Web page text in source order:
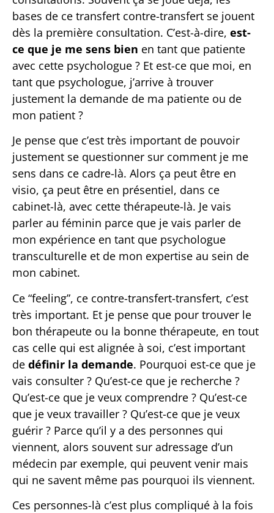
bases de ce transfert contre-transfert se jouent
dès la première consultation. C’est-à-dire, est-
ce que je me sens bien en tant que patiente
avec cette psychologue ? Et est-ce que moi, en
tant que psychologue, j’arrive à trouver
justement la demande de ma patiente ou de
mon patient ?
Je pense que c’est très important de pouvoir
justement se questionner sur comment je me
sens dans ce cadre-là. Alors ça peut être en
visio, ça peut être en présentiel, dans ce
cabinet-là, avec cette thérapeute-là. Je vais
parler au féminin parce que je vais parler de
mon expérience en tant que psychologue
transculturelle et de mon expertise au sein de
mon cabinet.
Ce “feeling”, ce contre-transfert-transfert, c’est
très important. Et je pense que pour trouver le
bon thérapeute ou la bonne thérapeute, en tout
cas celle qui est alignée à soi, c’est important
de définir la demande. Pourquoi est-ce que je
vais consulter ? Qu’est-ce que je recherche ?
Qu’est-ce que je veux comprendre ? Qu’est-ce
que je veux travailler ? Qu’est-ce que je veux
guérir ? Parce qu’il y a des personnes qui
viennent, alors souvent sur adressage d’un
médecin par exemple, qui peuvent venir mais
qui ne savent même pas pourquoi ils viennent.
Ces personnes-là c’est plus compliqué à la fois